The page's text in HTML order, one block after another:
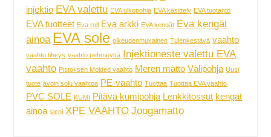
injektio EVA valettu EVA ulkopohja EVA käsittely EVA tuotanto
EVA tuotteet Eva roll Eva arkki EVA kengät Eva kengät
ainoa EVA sole oikeudenmukainen Tulenkestävä vaahto
vaahto tiheys vaahto pehmeyttä Injektioneste valettu EVA
vaahto Pistoksen Molded vaahto Meren matto Välipohja Uusi
tuote avoin solu vaahtoa PE-vaahto Tuottaa Tuottaa EVA vaahto
PVC SOLE KUMI Pitävä kumipohja Lenkkitossut kengät
ainoa sieni XPE VAAHTO Joogamatto